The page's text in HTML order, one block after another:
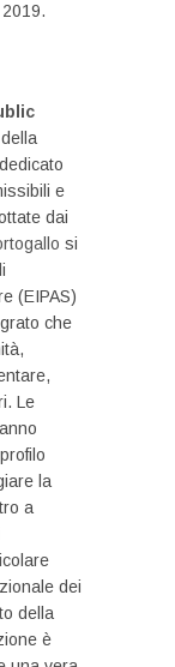
e
dai
si
(EIPAS)
che
Le
la
a
dei
della
è